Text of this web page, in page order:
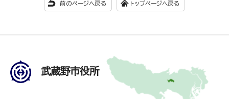
前のページへ戻る トップページへ戻る
武蔵野市役所